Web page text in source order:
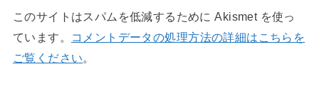
このサイトはスパムを低減するために Akismet を使っ
ています。
コメントデータの処理方法の詳細はこちらを
ご覧ください。